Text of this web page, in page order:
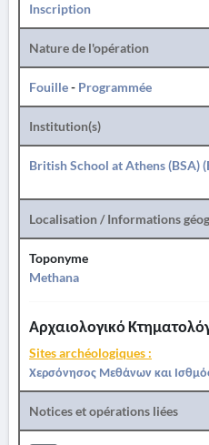
Inscription
Nature de l'opération
Fouille- Programmée
Institution(s)
British School at Athens (BSA)
Localisation / Informations
Toponyme
Methana
Αρχαιολογικό
Sites archéologiques :
Χερσόνησος Μεθάνων και
Notices et opérations liées